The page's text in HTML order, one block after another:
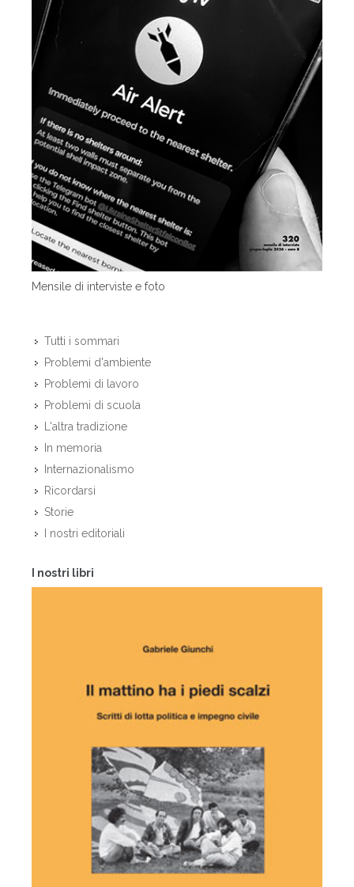
Mensile di interviste e foto
Tutti i sommari
Problemi d'ambiente
Problemi di lavoro
Problemi di scuola
L'altra tradizione
In memoria
Internazionalismo
Ricordarsi
Storie
I nostri editoriali
I nostri libri